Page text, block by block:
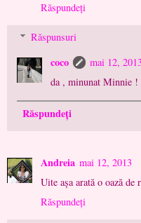
Răspundeți
Răspunsuri
coco
mai 12,
da , minunat Minnie !
Răspundeți
Andreia mai 12, 2013
Uite aşa arată o oază de
Răspundeți